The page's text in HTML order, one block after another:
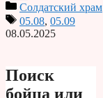
PrintСолдатский храм
05.08, 05.09
08.05.2025
Поиск
бойца или